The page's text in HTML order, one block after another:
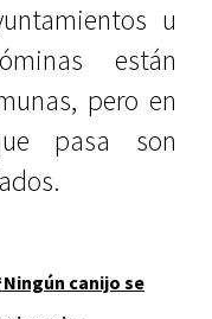
u
están
pero en
pasa son
canijo se